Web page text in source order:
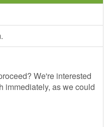
We're interested
immediately, as we could